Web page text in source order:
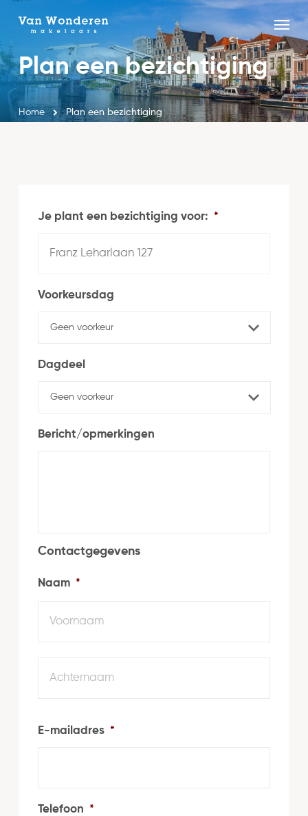
main
content
Menu
Plan een bezichtiging
Home Plan een bezichtiging
Je plant een bezichtiging voor: *
Voorkeursdag
Dagdeel
Bericht/opmerkingen
Contactgegevens
Naam *
E-mailadres *
Telefoon *
Close
Menu